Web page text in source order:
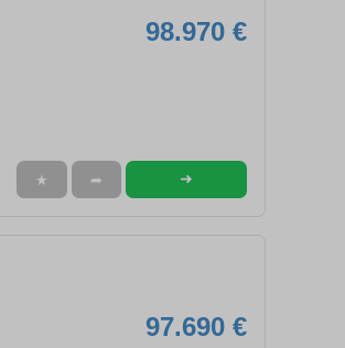
98.970 €
★ ➦ ➜
97.690 €